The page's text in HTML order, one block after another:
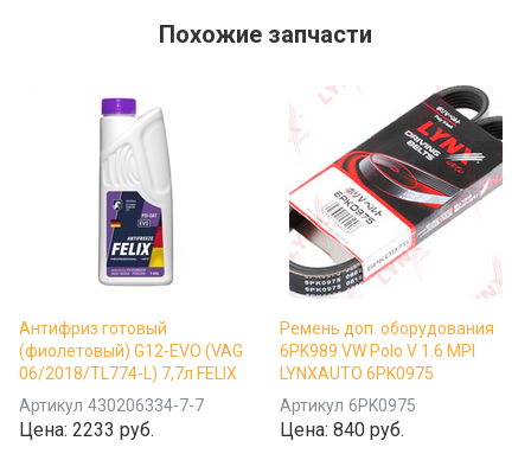
Похожие запчасти
Антифриз готовый
(фиолетовый) G12-EVO (VAG
06/2018/TL774-L) 7,7л FELIX
Артикул 430206334-7-7
Цена: 2233 руб.
Ремень доп. оборудования
6PK989 VW Polo V 1.6 MPI
LYNXAUTO 6PK0975
Артикул 6PK0975
Цена: 840 руб.